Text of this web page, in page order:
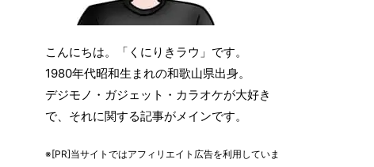
こんにちは。「くにりきラウ」です。
1980年代昭和生まれの和歌山県出身。
デジモノ・ガジェット・カラオケが大好き
で、それに関する記事がメインです。
※[PR]当サイトではアフィリエイト広告を利用していま